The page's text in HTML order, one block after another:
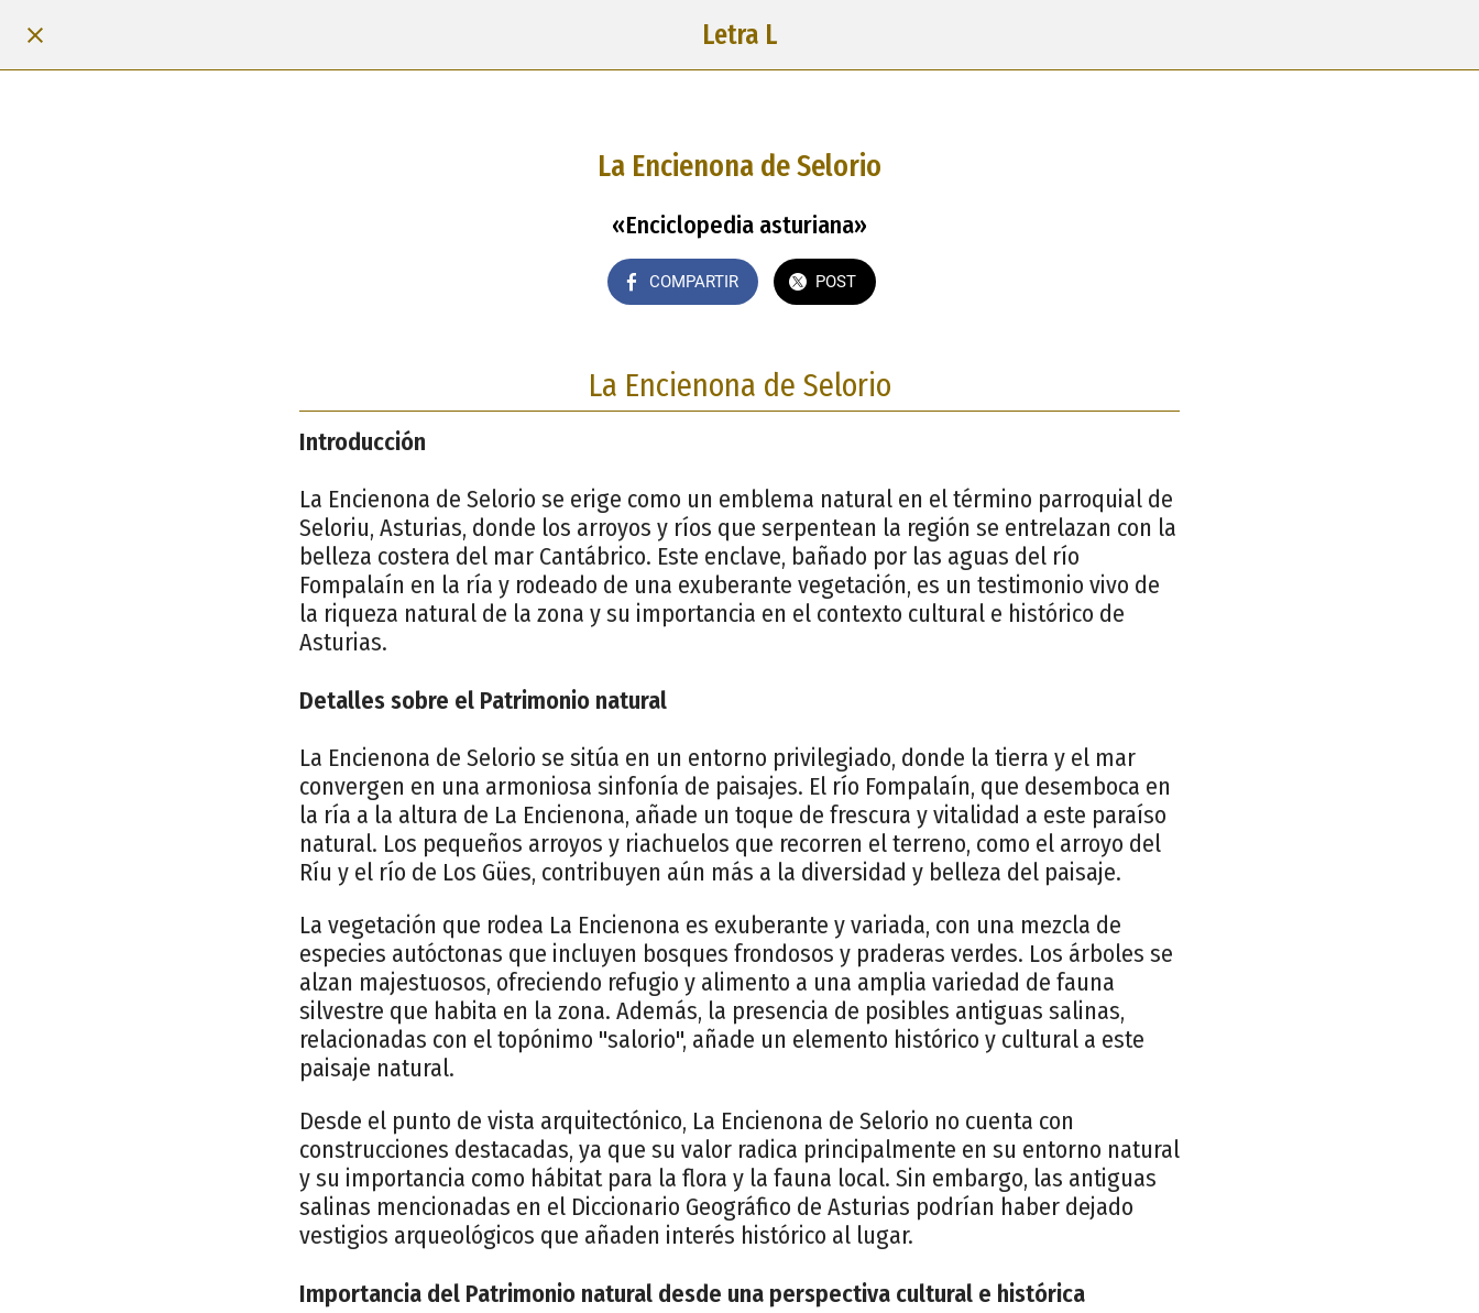
Letra L
La Encienona de Selorio
«Enciclopedia asturiana»
COMPARTIR POST
La Encienona de Selorio
Introducción
La Encienona de Selorio se erige como un emblema natural en el término parroquial de
Seloriu, Asturias, donde los arroyos y ríos que serpentean la región se entrelazan con la
belleza costera del mar Cantábrico. Este enclave, bañado por las aguas del río
Fompalaín en la ría y rodeado de una exuberante vegetación, es un testimonio vivo de
la riqueza natural de la zona y su importancia en el contexto cultural e histórico de
Asturias.
Detalles sobre el Patrimonio natural
La Encienona de Selorio se sitúa en un entorno privilegiado, donde la tierra y el mar
convergen en una armoniosa sinfonía de paisajes. El río Fompalaín, que desemboca en
la ría a la altura de La Encienona, añade un toque de frescura y vitalidad a este paraíso
natural. Los pequeños arroyos y riachuelos que recorren el terreno, como el arroyo del
Ríu y el río de Los Gües, contribuyen aún más a la diversidad y belleza del paisaje.
La vegetación que rodea La Encienona es exuberante y variada, con una mezcla de
especies autóctonas que incluyen bosques frondosos y praderas verdes. Los árboles se
alzan majestuosos, ofreciendo refugio y alimento a una amplia variedad de fauna
silvestre que habita en la zona. Además, la presencia de posibles antiguas salinas,
relacionadas con el topónimo "salorio", añade un elemento histórico y cultural a este
paisaje natural.
Desde el punto de vista arquitectónico, La Encienona de Selorio no cuenta con
construcciones destacadas, ya que su valor radica principalmente en su entorno natural
y su importancia como hábitat para la flora y la fauna local. Sin embargo, las antiguas
salinas mencionadas en el Diccionario Geográfico de Asturias podrían haber dejado
vestigios arqueológicos que añaden interés histórico al lugar.
Importancia del Patrimonio natural desde una perspectiva cultural e histórica